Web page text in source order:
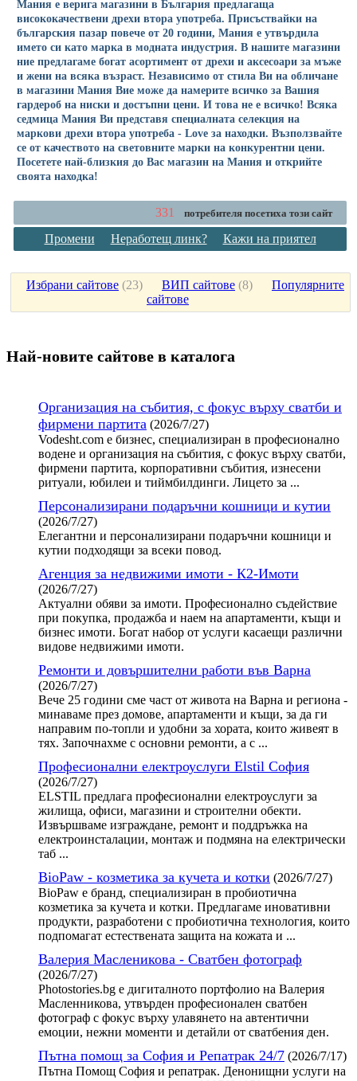
Мания е верига магазини в България предлагаща
висококачествени дрехи втора употреба. Присъствайки на
българския пазар повече от 20 години, Мания е утвърдила
името си като марка в модната индустрия. В нашите магазини
ние предлагаме богат асортимент от дрехи и аксесоари за мъже
и жени на всяка възраст. Независимо от стила Ви на обличане
в магазини Мания Вие може да намерите всичко за Вашия
гардероб на ниски и достъпни цени. И това не е всичко! Всяка
седмица Мания Ви представя специалната селекция на
маркови дрехи втора употреба - Love за находки. Възползвайте
се от качеството на световните марки на конкурентни цени.
Посетете най-близкия до Вас магазин на Мания и открийте
своята находка!
331 потребителя посетиха този сайт
Промени Неработещ линк? Кажи на приятел
Избрани сайтове (23) ВИП сайтове (8) Популярните
сайтове
Най-новите сайтoве в каталога
Организация на събития, с фокус върху сватби и
фирмени партита (2026/7/27)
Vodesht.com е бизнес, специализиран в професионално
водене и организация на събития, с фокус върху сватби,
фирмени партита, корпоративни събития, изнесени
ритуали, юбилеи и тиймбилдинги. Лицето за ...
Персонализирани подаръчни кошници и кутии
(2026/7/27)
Елегантни и персонализирани подаръчни кошници и
кутии подходящи за всеки повод.
Агенция за недвижими имоти - К2-Имоти
(2026/7/27)
Актуални обяви за имоти. Професионално съдействие
при покупка, продажба и наем на апартаменти, къщи и
бизнес имоти. Богат набор от услуги касаещи различни
видове недвижими имоти.
Ремонти и довършителни работи във Варна
(2026/7/27)
Вече 25 години сме част от живота на Варна и региона -
минаваме през домове, апартаменти и къщи, за да ги
направим по-топли и удобни за хората, които живеят в
тях. Започнахме с основни ремонти, а с ...
Професионални електроуслуги Elstil София
(2026/7/27)
ELSTIL предлага професионални електроуслуги за
жилища, офиси, магазини и строителни обекти.
Извършваме изграждане, ремонт и поддръжка на
електроинсталации, монтаж и подмяна на електрически
таб ...
BioPaw - козметика за кучета и котки (2026/7/27)
BioPaw е бранд, специализиран в пробиотична
козметика за кучета и котки. Предлагаме иновативни
продукти, разработени с пробиотична технология, които
подпомагат естествената защита на кожата и ...
Валерия Масленикова - Сватбен фотограф
(2026/7/27)
Photostories.bg е дигиталното портфолио на Валерия
Масленникова, утвърден професионален сватбен
фотограф с фокус върху улавянето на автентични
емоции, нежни моменти и детайли от сватбения ден.
Пътна помощ за София и Репатрак 24/7 (2026/7/17)
Пътна Помощ София и репатрак. Денонищни услуги на